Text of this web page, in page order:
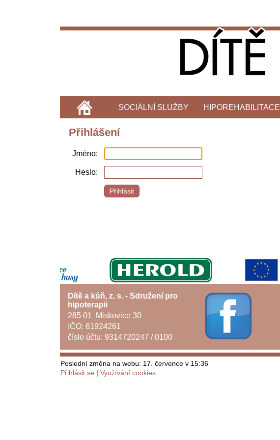
SOCIÁLNÍ SLUŽBY HIPOREHABILITACE
Přihlášení
Jméno
Heslo
Dítě a kůň, z. s. - Sdružení pro
hipoterapii
285 01 Miskovice 30
IČO: 61924261
číslo účtu: 9314720247 / 0100
Poslední změna na webu: 17. července v 15:36
Přihlásit se
Využívání cookies